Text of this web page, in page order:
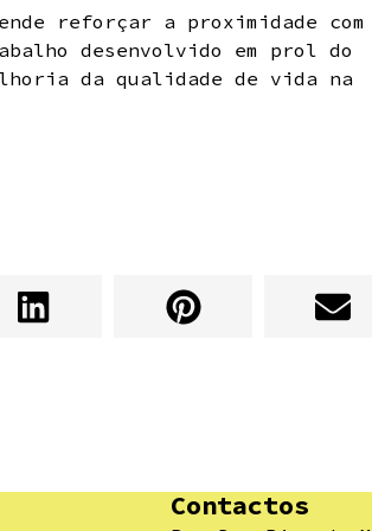
reforçar a proximidade com
desenvolvido em prol do
da qualidade de vida na
Contactos